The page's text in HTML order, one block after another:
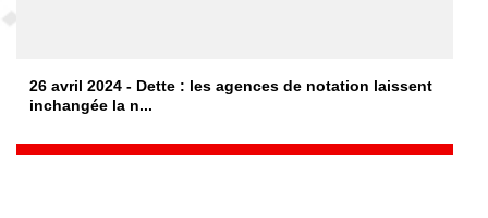
26 avril 2024 - Dette : les agences de notation laissent
inchangée la n...